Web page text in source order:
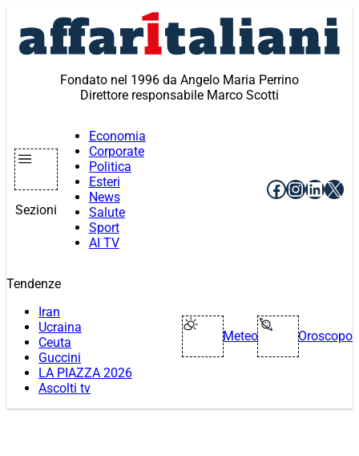
contenuto
Fondato nel 1996 da Angelo Maria Perrino
Direttore responsabile Marco Scotti
Sezioni
Economia
Corporate
Politica
Esteri
News
Salute
Sport
AI TV
Facebook
X
Tendenze
Iran
Ucraina
Ceuta
Guccini
LA PIAZZA 2026
Ascolti tv
Meteo Oroscopo